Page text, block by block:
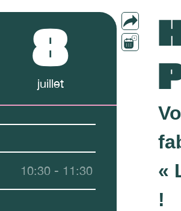
8
juillet
10:30 - 11:30
«
!